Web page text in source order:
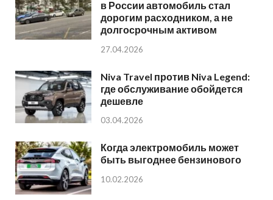
в России автомобиль стал
дорогим расходником, а не
долгосрочным активом
27.04.2026
Niva Travel против Niva Legend:
где обслуживание обойдется
дешевле
03.04.2026
Когда электромобиль может
быть выгоднее бензинового
10.02.2026